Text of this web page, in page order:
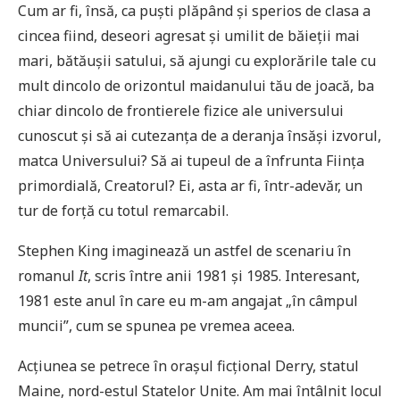
Cum ar fi, însă, ca puști plăpând și sperios de clasa a
cincea fiind, deseori agresat și umilit de băieții mai
mari, bătăușii satului, să ajungi cu explorările tale cu
mult dincolo de orizontul maidanului tău de joacă, ba
chiar dincolo de frontierele fizice ale universului
cunoscut și să ai cutezanța de a deranja însăși izvorul,
matca Universului? Să ai tupeul de a înfrunta Ființa
primordială, Creatorul? Ei, asta ar fi, într-adevăr, un
tur de forță cu totul remarcabil.
Stephen King imaginează un astfel de scenariu în
romanulIt, scris între anii 1981 și 1985. Interesant,
1981 este anul în care eu m-am angajat „în câmpul
muncii”, cum se spunea pe vremea aceea.
Acțiunea se petrece în orașul ficțional Derry, statul
Maine, nord-estul Statelor Unite. Am mai întâlnit locul